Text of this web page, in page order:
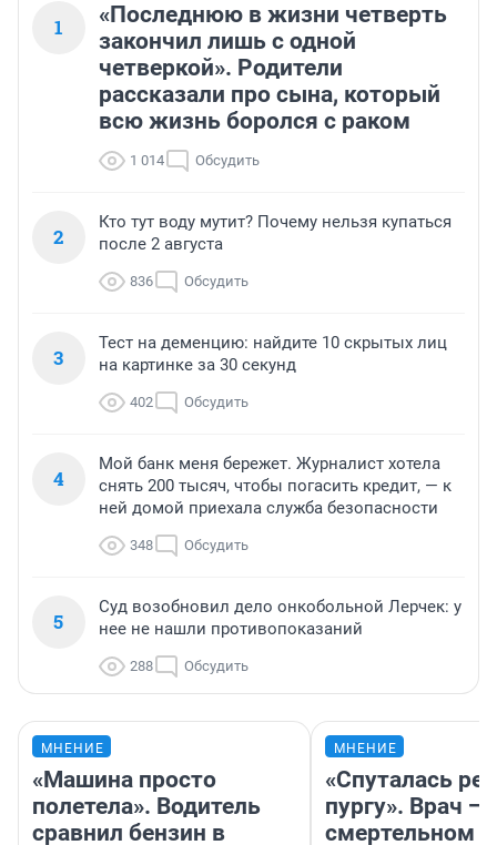
1
«Последнюю в жизни четверть
закончил лишь с одной
четверкой». Родители
рассказали про сына, который
всю жизнь боролся с раком
1 014 Обсудить
2
Кто тут воду мутит? Почему нельзя купаться
после 2 августа
836 Обсудить
3
Тест на деменцию: найдите 10 скрытых лиц
на картинке за 30 секунд
402 Обсудить
4
Мой банк меня бережет. Журналист хотела
снять 200 тысяч, чтобы погасить кредит, — к
ней домой приехала служба безопасности
348 Обсудить
5
Суд возобновил дело онкобольной Лерчек: у
нее не нашли противопоказаний
288 Обсудить
МНЕНИЕ
«Машина просто
полетела». Водитель
сравнил бензин в
МНЕНИЕ
«Спуталась
пургу». Врач —
смертельном